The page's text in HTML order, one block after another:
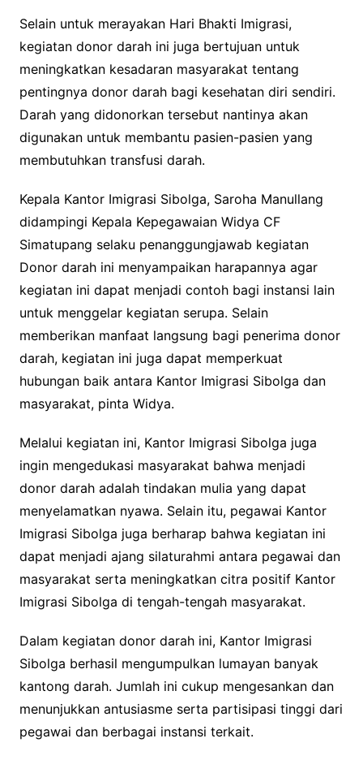
Selain untuk merayakan Hari Bhakti Imigrasi,
kegiatan donor darah ini juga bertujuan untuk
meningkatkan kesadaran masyarakat tentang
pentingnya donor darah bagi kesehatan diri sendiri.
Darah yang didonorkan tersebut nantinya akan
digunakan untuk membantu pasien-pasien yang
membutuhkan transfusi darah.
Kepala Kantor Imigrasi Sibolga, Saroha Manullang
didampingi Kepala Kepegawaian Widya CF
Simatupang selaku penanggungjawab kegiatan
Donor darah ini menyampaikan harapannya agar
kegiatan ini dapat menjadi contoh bagi instansi lain
untuk menggelar kegiatan serupa. Selain
memberikan manfaat langsung bagi penerima donor
darah, kegiatan ini juga dapat memperkuat
hubungan baik antara Kantor Imigrasi Sibolga dan
masyarakat, pinta Widya.
Melalui kegiatan ini, Kantor Imigrasi Sibolga juga
ingin mengedukasi masyarakat bahwa menjadi
donor darah adalah tindakan mulia yang dapat
menyelamatkan nyawa. Selain itu, pegawai Kantor
Imigrasi Sibolga juga berharap bahwa kegiatan ini
dapat menjadi ajang silaturahmi antara pegawai dan
masyarakat serta meningkatkan citra positif Kantor
Imigrasi Sibolga di tengah-tengah masyarakat.
Dalam kegiatan donor darah ini, Kantor Imigrasi
Sibolga berhasil mengumpulkan lumayan banyak
kantong darah. Jumlah ini cukup mengesankan dan
menunjukkan antusiasme serta partisipasi tinggi dari
pegawai dan berbagai instansi terkait.